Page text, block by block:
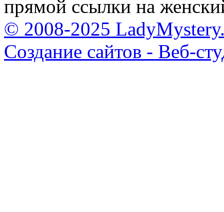
прямой ссылки на
© 2008-2025
Создание сайтов - Веб-